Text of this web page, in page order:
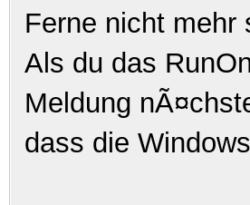
Ferne nicht mehr
Als du das
Meldung
dass die